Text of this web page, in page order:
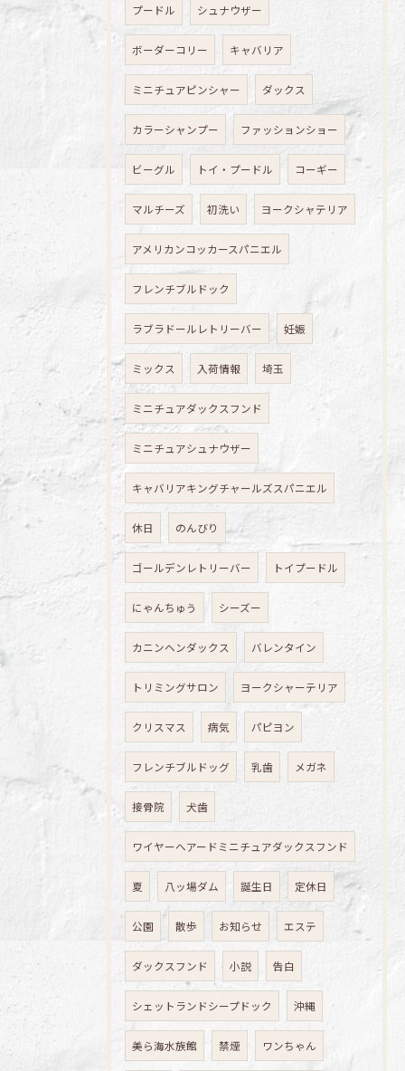
プードル シュナウザー
ボーダーコリー キャバリア
ミニチュアピンシャー ダックス
カラーシャンプー ファッションショー
ビーグル トイ・プードル コーギー
マルチーズ 初洗い ヨークシャテリア
アメリカンコッカースパニエル
フレンチブルドック
ラブラドールレトリーバー 妊娠
ミックス 入荷情報 埼玉
ミニチュアダックスフンド
ミニチュアシュナウザー
キャバリアキングチャールズスパニエル
休日 のんびり
ゴールデンレトリーバー トイプードル
にゃんちゅう シーズー
カニンヘンダックス バレンタイン
トリミングサロン ヨークシャーテリア
クリスマス 病気 パピヨン
フレンチブルドッグ 乳歯 メガネ
接骨院 犬歯
ワイヤーヘアードミニチュアダックスフンド
夏 八ッ場ダム 誕生日 定休日
公園 散歩 お知らせ エステ
ダックスフンド 小説 告白
シェットランドシープドック 沖縄
美ら海水族館 禁煙 ワンちゃん